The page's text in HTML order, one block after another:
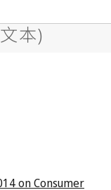
on Consumer